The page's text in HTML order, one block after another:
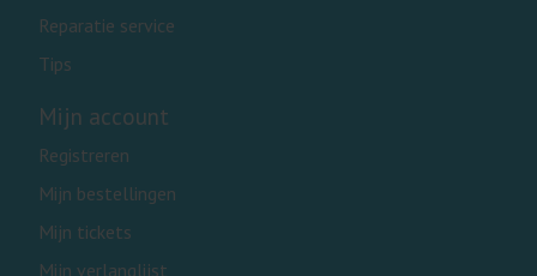
Reparatie service
Tips
Mijn account
Registreren
Mijn bestellingen
Mijn tickets
Mijn verlanglijst